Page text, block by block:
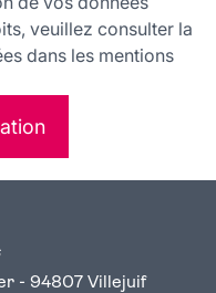
veuillez consulter la
dans les mentions
- 94807 Villejuif